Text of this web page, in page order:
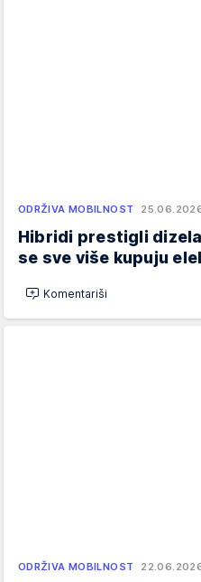
ODRŽIVA MOBILNOST
Hibridi prestigli
se sve više kupuju
Komentariši
ODRŽIVA MOBILNOST